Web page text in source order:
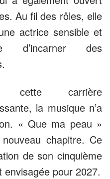
Au fil des rôles, elle
actrice sensible et
d’incarner des
cette carrière
la musique n’a
« Que ma peau »
chapitre. Ce
de son cinquième
pour 2027.